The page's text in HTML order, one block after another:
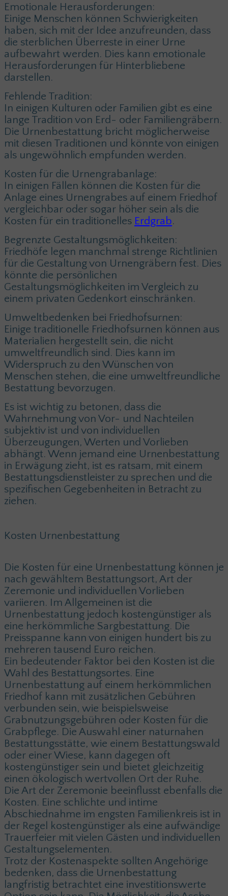
Emotionale Herausforderungen:
Einige Menschen können Schwierigkeiten
haben, sich mit der Idee anzufreunden, dass
die sterblichen Überreste in einer Urne
aufbewahrt werden. Dies kann emotionale
Herausforderungen für Hinterbliebene
darstellen.
Fehlende Tradition:
In einigen Kulturen oder Familien gibt es eine
lange Tradition von Erd- oder Familiengräbern.
Die Urnenbestattung bricht möglicherweise
mit diesen Traditionen und könnte von einigen
als ungewöhnlich empfunden werden.
Kosten für die Urnengrabanlage:
In einigen Fällen können die Kosten für die
Anlage eines Urnengrabes auf einem Friedhof
vergleichbar oder sogar höher sein als die
Kosten für ein traditionelles Erdgrab.
Begrenzte Gestaltungsmöglichkeiten:
Friedhöfe legen manchmal strenge Richtlinien
für die Gestaltung von Urnengräbern fest. Dies
könnte die persönlichen
Gestaltungsmöglichkeiten im Vergleich zu
einem privaten Gedenkort einschränken.
Umweltbedenken bei Friedhofsurnen:
Einige traditionelle Friedhofsurnen können aus
Materialien hergestellt sein, die nicht
umweltfreundlich sind. Dies kann im
Widerspruch zu den Wünschen von
Menschen stehen, die eine umweltfreundliche
Bestattung bevorzugen.
Es ist wichtig zu betonen, dass die
Wahrnehmung von Vor- und Nachteilen
subjektiv ist und von individuellen
Überzeugungen, Werten und Vorlieben
abhängt. Wenn jemand eine Urnenbestattung
in Erwägung zieht, ist es ratsam, mit einem
Bestattungsdienstleister zu sprechen und die
spezifischen Gegebenheiten in Betracht zu
ziehen.
Kosten Urnenbestattung
Die Kosten für eine Urnenbestattung können je
nach gewähltem Bestattungsort, Art der
Zeremonie und individuellen Vorlieben
variieren. Im Allgemeinen ist die
Urnenbestattung jedoch kostengünstiger als
eine herkömmliche Sargbestattung. Die
Preisspanne kann von einigen hundert bis zu
mehreren tausend Euro reichen.
Ein bedeutender Faktor bei den Kosten ist die
Wahl des Bestattungsortes. Eine
Urnenbestattung auf einem herkömmlichen
Friedhof kann mit zusätzlichen Gebühren
verbunden sein, wie beispielsweise
Grabnutzungsgebühren oder Kosten für die
Grabpflege. Die Auswahl einer naturnahen
Bestattungsstätte, wie einem Bestattungswald
oder einer Wiese, kann dagegen oft
kostengünstiger sein und bietet gleichzeitig
einen ökologisch wertvollen Ort der Ruhe.
Die Art der Zeremonie beeinflusst ebenfalls die
Kosten. Eine schlichte und intime
Abschiednahme im engsten Familienkreis ist in
der Regel kostengünstiger als eine aufwändige
Trauerfeier mit vielen Gästen und individuellen
Gestaltungselementen.
Trotz der Kostenaspekte sollten Angehörige
bedenken, dass die Urnenbestattung
langfristig betrachtet eine investitionswerte